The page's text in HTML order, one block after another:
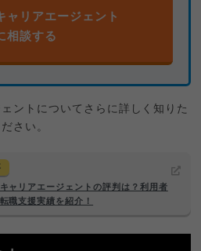
ャリアエージェント
相談する
ントについてさらに詳しく知りた
さい。
ャリアエージェントの評判は？利用者
職支援実績を紹介！